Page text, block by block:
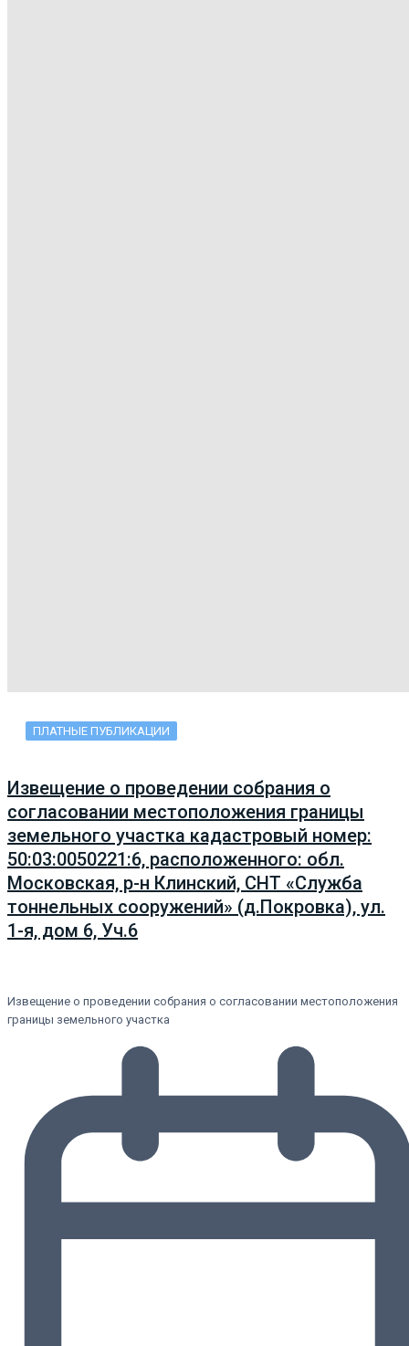
ПЛАТНЫЕ ПУБЛИКАЦИИ
Извещение о проведении собрания о
согласовании местоположения границы
земельного участка кадастровый номер:
50:03:0050221:6, расположенного: обл.
Московская, р-н Клинский, СНТ «Служба
тоннельных сооружений» (д.Покровка), ул.
1-я, дом 6, Уч.6
Извещение о проведении собрания о согласовании местоположения
границы земельного участка